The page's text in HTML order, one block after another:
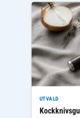
UTVALD